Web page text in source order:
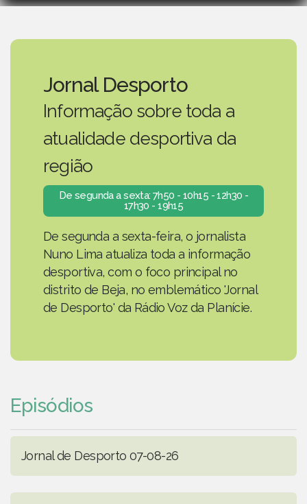
Jornal Desporto
Informação sobre toda a
atualidade desportiva da
região
De segunda a sexta: 7h50 - 10h15 - 12h30 -
17h30 - 19h15
De segunda a sexta-feira, o jornalista
Nuno Lima atualiza toda a informação
desportiva, com o foco principal no
distrito de Beja, no emblemático 'Jornal
de Desporto' da Rádio Voz da Planície.
Episódios
Jornal de Desporto 07-08-26